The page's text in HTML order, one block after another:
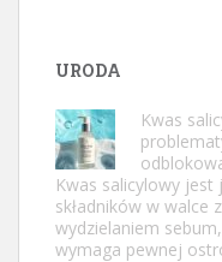
URODA
Kwas
Kwas salicylowy jest
składników w walce
wydzielaniem
wymaga pewnej